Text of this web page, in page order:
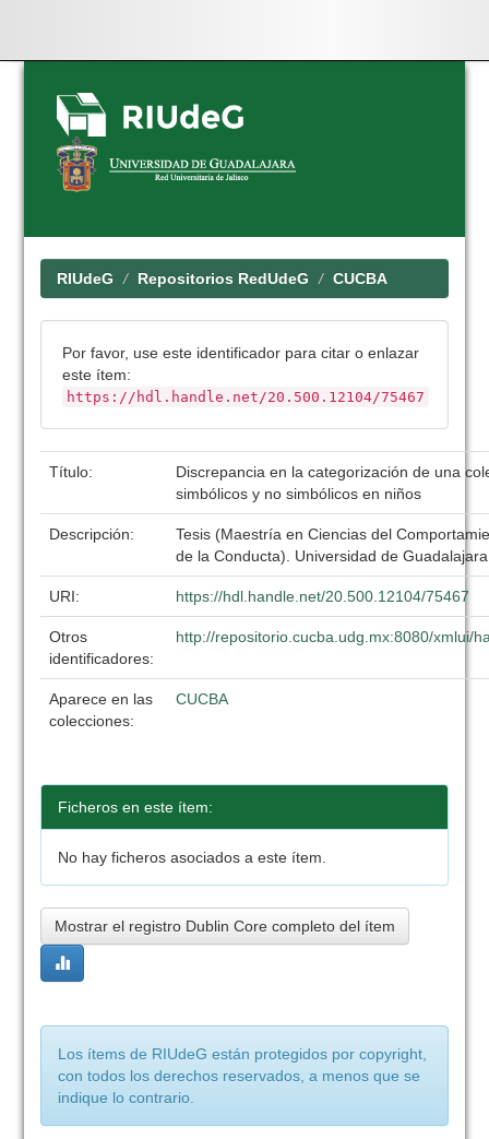
Skip
navigation
RIUdeG Repositorios RedUdeG CUCBA
Por favor, use este identificador para citar o enlazar
este ítem:
https://hdl.handle.net/20.500.12104/75467
Título:
Discrepancia en la categorización de una
simbólicos y no simbólicos en niños
Descripción:
Tesis (Maestría en Ciencias del
de la Conducta). Universidad de
URI: https://hdl.handle.net/20.500.12104/75467
Otros
identificadores:
http://repositorio.cucba.udg.mx:8080/xmlui/
Aparece en las
colecciones:
CUCBA
Ficheros en este ítem:
No hay ficheros asociados a este ítem.
Mostrar el registro Dublin Core completo del ítem
Los ítems de RIUdeG están protegidos por copyright,
con todos los derechos reservados, a menos que se
indique lo contrario.